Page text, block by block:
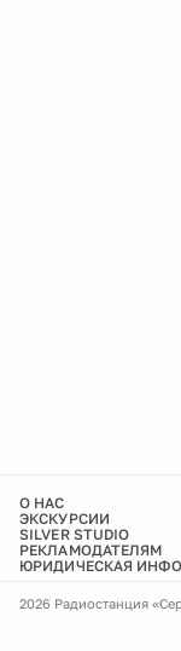
О НАС
ЭКСКУРСИИ
SILVER STUDIO
РЕКЛАМОДАТЕЛЯМ
ЮРИДИЧЕСКАЯ
2026 Радиостанция